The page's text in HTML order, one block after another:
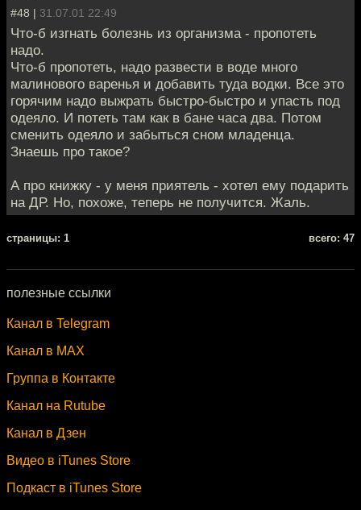
#48 | 31.07.01 22:49
Что-б изгнать болезнь из организма - пропотеть
надо.
Что-б пропотеть, надо развести в воде много
малинового варенья и добавить туда водки. Все это
горячим надо выжрать быстро-быстро и упасть под
одеяло. И потеть там как в бане часа два. Потом
сменить одеяло и забыться сном младенца.
Знаешь про такое?
А про книжку - у меня приятель - хотел ему подарить
на ДР. Но, похоже, теперь не получится. Жаль.
cтраницы: 1 всего: 47
полезные ссылки
Канал в Telegram
Канал в MAX
Группа в Контакте
Канал на Rutube
Канал в Дзен
Видео в iTunes Store
Подкаст в iTunes Store